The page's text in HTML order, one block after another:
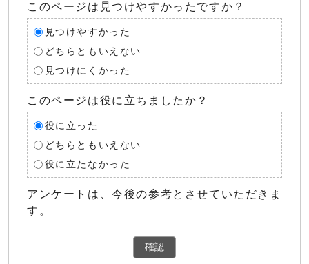
このページは見つけやすかったですか？
見つけやすかった
どちらともいえない
見つけにくかった
このページは役に立ちましたか？
役に立った
どちらともいえない
役に立たなかった
アンケートは、今後の参考とさせていただきま
す。
確認